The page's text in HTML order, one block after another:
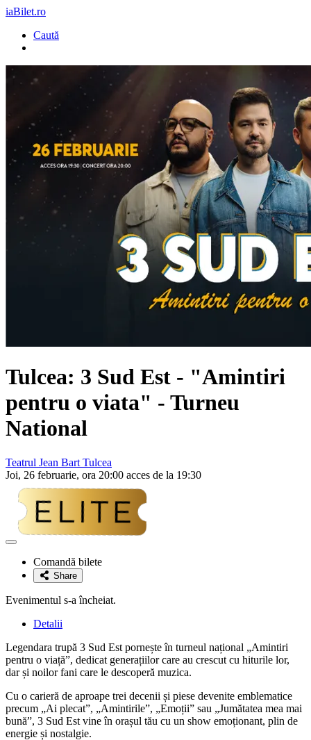
iaBilet.ro
Caută
Tulcea: 3 Sud Est - "Amintiri
pentru o viata" - Turneu
National
Teatrul Jean Bart Tulcea
Joi, 26 februarie, ora 20:00 acces de la 19:30
Adaugă
favoriteComandă bilete
Share
Evenimentul s-a încheiat.
Detalii
Legendara trupă 3 Sud Est pornește în turneul național „Amintiri
pentru o viață”, dedicat generațiilor care au crescut cu hiturile lor,
dar și noilor fani care le descoperă muzica.
Cu o carieră de aproape trei decenii și piese devenite emblematice
precum „Ai plecat”, „Amintirile”, „Emoții” sau „Jumătatea mea mai
bună”, 3 Sud Est vine în orașul tău cu un show emoționant, plin de
energie și nostalgie.